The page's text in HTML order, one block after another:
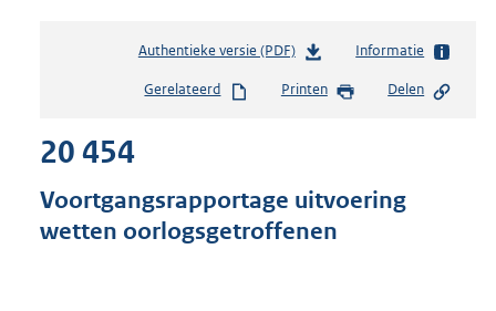
Authentieke versie (PDF)b
s
s
g
Informatie
Gerelateerd Printen Delen
20 454
Voortgangsrapportage uitvoering
wetten oorlogsgetroffenen